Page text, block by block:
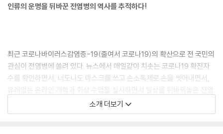
인류의 운명을 뒤바꾼 전염병의 역사를 추적하다!
최근 코로나바이러스감염증-19(줄여서 코로나19)의 확산으로 전 국민의
관심이 전염병에 쏠려 있다. 뉴스에서 매일같이 치솟는 코로나19 확진자
수를 확인하면서, 너도나도 마스크를 쓰고 손소독제로 손을 씻어내면서,
유례없는 온라인 개학과 화상 수업을 실시하면서 일상을 뒤바꿔놓은 전염
병의 위력을 어느 때보다도 절실히 느낀다. 전염병은 먼 나라에서 일어나
는 남의 일이 아니라 우리의 일상을 뒤바꿔놓은 나의 일이 되었다. 이제는
소개 더보기